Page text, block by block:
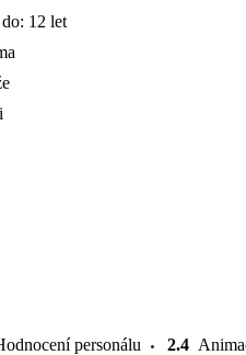
12 let
personálu 2.4